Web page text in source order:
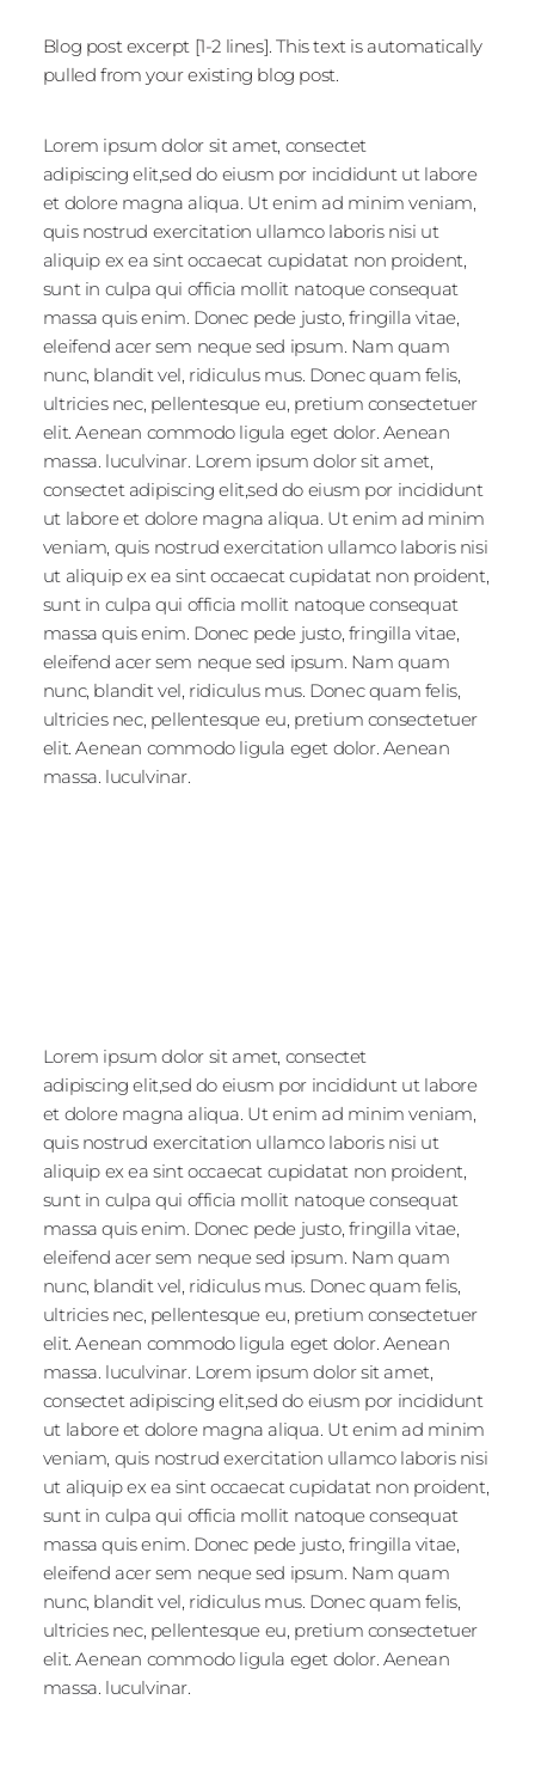
Blog post excerpt [1-2 lines]. This text is automatically
pulled from your existing blog post.
Lorem ipsum dolor sit amet, consectet
adipiscing elit,sed do eiusm por incididunt ut labore
et dolore magna aliqua. Ut enim ad minim veniam,
quis nostrud exercitation ullamco laboris nisi ut
aliquip ex ea sint occaecat cupidatat non proident,
sunt in culpa qui officia mollit natoque consequat
massa quis enim. Donec pede justo, fringilla vitae,
eleifend acer sem neque sed ipsum. Nam quam
nunc, blandit vel, ridiculus mus. Donec quam felis,
ultricies nec, pellentesque eu, pretium consectetuer
elit. Aenean commodo ligula eget dolor. Aenean
massa. luculvinar. Lorem ipsum dolor sit amet,
consectet adipiscing elit,sed do eiusm por incididunt
ut labore et dolore magna aliqua. Ut enim ad minim
veniam, quis nostrud exercitation ullamco laboris nisi
ut aliquip ex ea sint occaecat cupidatat non proident,
sunt in culpa qui officia mollit natoque consequat
massa quis enim. Donec pede justo, fringilla vitae,
eleifend acer sem neque sed ipsum. Nam quam
nunc, blandit vel, ridiculus mus. Donec quam felis,
ultricies nec, pellentesque eu, pretium consectetuer
elit. Aenean commodo ligula eget dolor. Aenean
massa. luculvinar.
Lorem ipsum dolor sit amet, consectet
adipiscing elit,sed do eiusm por incididunt ut labore
et dolore magna aliqua. Ut enim ad minim veniam,
quis nostrud exercitation ullamco laboris nisi ut
aliquip ex ea sint occaecat cupidatat non proident,
sunt in culpa qui officia mollit natoque consequat
massa quis enim. Donec pede justo, fringilla vitae,
eleifend acer sem neque sed ipsum. Nam quam
nunc, blandit vel, ridiculus mus. Donec quam felis,
ultricies nec, pellentesque eu, pretium consectetuer
elit. Aenean commodo ligula eget dolor. Aenean
massa. luculvinar. Lorem ipsum dolor sit amet,
consectet adipiscing elit,sed do eiusm por incididunt
ut labore et dolore magna aliqua. Ut enim ad minim
veniam, quis nostrud exercitation ullamco laboris nisi
ut aliquip ex ea sint occaecat cupidatat non proident,
sunt in culpa qui officia mollit natoque consequat
massa quis enim. Donec pede justo, fringilla vitae,
eleifend acer sem neque sed ipsum. Nam quam
nunc, blandit vel, ridiculus mus. Donec quam felis,
ultricies nec, pellentesque eu, pretium consectetuer
elit. Aenean commodo ligula eget dolor. Aenean
massa. luculvinar.